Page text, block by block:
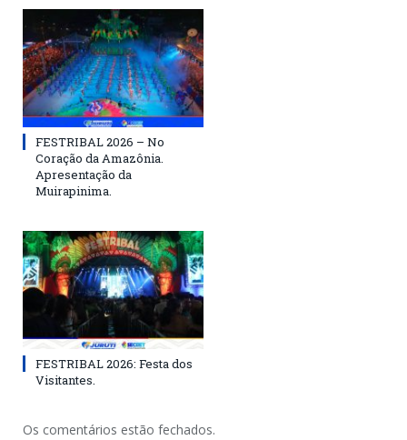
FESTRIBAL 2026 – No
Coração da Amazônia.
Apresentação da
Muirapinima.
FESTRIBAL 2026: Festa dos
Visitantes.
Os comentários estão fechados.